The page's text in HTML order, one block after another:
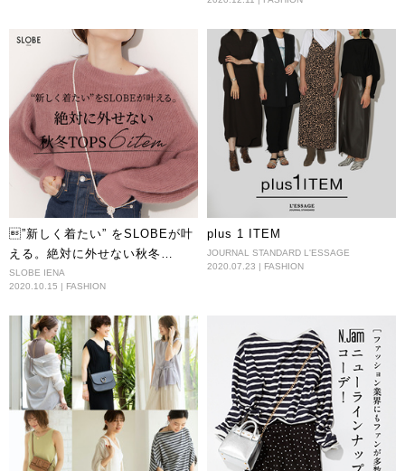
”新しく着たい” をSLOBEが叶
える。絶対に外せない秋冬
TOPS6item
SLOBE IENA
2020.10.15 | FASHION
plus 1 ITEM
JOURNAL STANDARD L'ESSAGE
2020.07.23 | FASHION